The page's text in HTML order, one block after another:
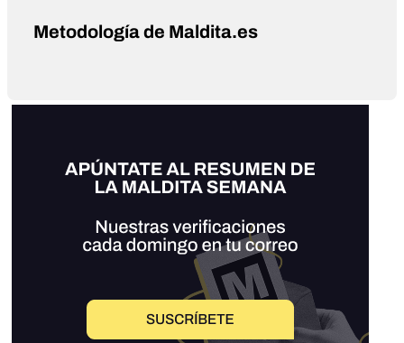
Metodología de Maldita.es